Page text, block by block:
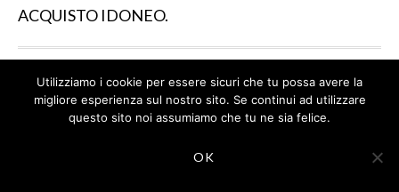
ACQUISTO IDONEO.
IL SITO PARTECIPA A PROGRAMMI DI AFFILIAZIONE
COME IL PROGRAMMA AFFILIAZIONE AMAZON EU, UN
PROGRAMMA DI AFFILIAZIONE CHE PERMETTE AI SITI
PUBBLICITARIA PUBBLICIZZANDO E FORNENDO LINK
Utilizziamo i cookie per essere sicuri che tu possa avere la
migliore esperienza sul nostro sito. Se continui ad utilizzare
questo sito noi assumiamo che tu ne sia felice.
OK